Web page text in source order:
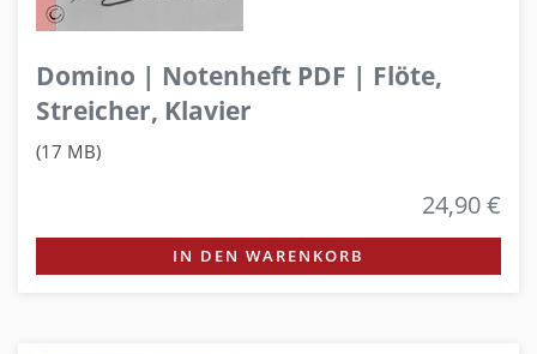
Domino | Notenheft PDF | Flöte,
Streicher, Klavier
(17 MB)
24,90 €
IN DEN WARENKORB